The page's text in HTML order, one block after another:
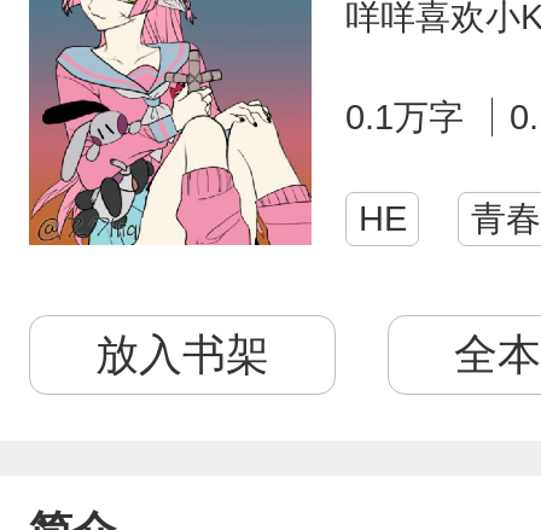
咩咩喜欢小
0.1万字
HE 青春
放入书架 全